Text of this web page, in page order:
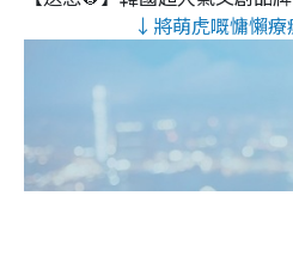
↓將萌虎嘅慵懶